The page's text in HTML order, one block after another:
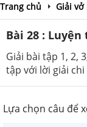
Trang chủ Giải vở
Bài 28 : Luyện
Giải bài tập 1, 2,
tập với lời giải
Lựa chọn câu để